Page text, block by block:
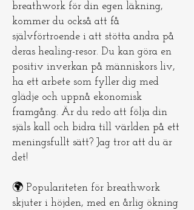
breathwork för din egen läkning,
kommer du också att få
självförtroende i att stötta andra på
deras healing-resor. Du kan göra en
positiv inverkan på människors liv,
ha ett arbete som fyller dig med
glädje och uppnå ekonomisk
framgång. Är du redo att följa din
själs kall och bidra till världen på ett
meningsfullt sätt? Jag tror att du är
det!
🌍 Populariteten för breathwork
skjuter i höjden, med en årlig ökning